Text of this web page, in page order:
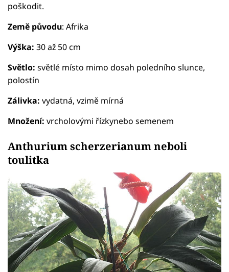
poškodit.
Země původu: Afrika
Výška: 30 až 50 cm
Světlo: světlé místo mimo dosah poledního slunce,
polostín
Zálivka: vydatná, vzimě mírná
Množení: vrcholovými řízkynebo semenem
Anthurium scherzerianum neboli
toulitka